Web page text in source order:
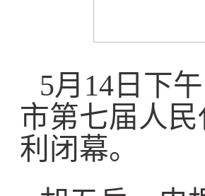
5月14日下
市第七届人
利闭幕。